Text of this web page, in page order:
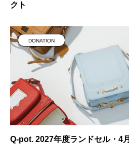
クト
DONATION
Q-pot. 2027年度ランドセル・4